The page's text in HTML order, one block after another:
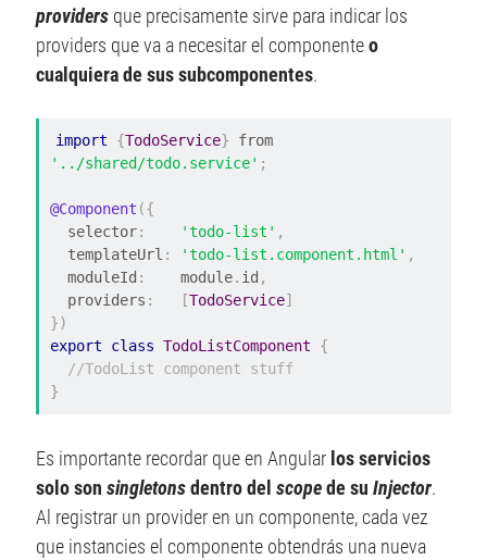
providers que precisamente sirve para indicar los
providers que va a necesitar el componenteo
cualquiera de sus subcomponentes.
import {TodoService}
'../shared/todo.service' ;
@Component ({
  selector
: 'todo-list' ,
  templateUrl
: 'todo-list.component.html' ,
  moduleId
:
    module
. id ,
  providers
: [TodoService]
})
export
class TodoListComponent
{
//TodoList component stuff
}
Es importante recordar que en Angular los servicios
solo sonsingletonsdentro delscopede suInjector.
Al registrar un provider en un componente, cada vez
que instancies el componente obtendrás una nueva